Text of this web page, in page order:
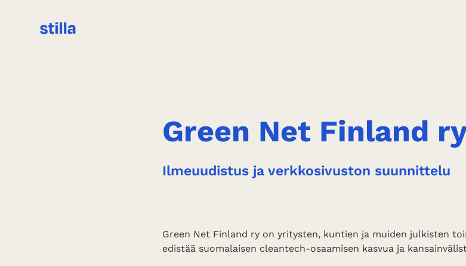
Green Net Finland
Ilmeuudistus ja verkkosivuston suunnittelu
Green Net Finland ry on yritysten, kuntien ja muiden julkisten
edistää suomalaisen cleantech-osaamisen kasvua ja